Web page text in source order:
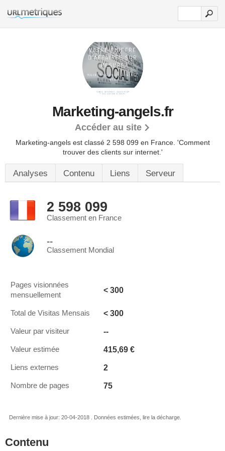
Marketing-angels.fr
Accéder au site
Marketing-angels est classé 2 598 099 en France. 'Comment
trouver des clients sur internet.'
Analyses Contenu Liens Serveur
2 598 099
Classement en France
--
Classement Mondial
Pages visionnées
mensuellement
< 300
Total de Visitas Mensais < 300
Valeur par visiteur --
Valeur estimée 415,69 €
Liens externes 2
Nombre de pages 75
Dernière mise à jour: 20-04-2018 . Données estimées, lire la décharge.
Contenu